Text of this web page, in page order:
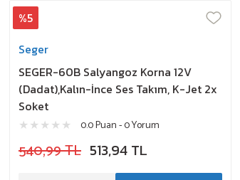
%5
Seger
SEGER-60B Salyangoz Korna 12V
(Dadat),Kalın-İnce Ses Takım, K-Jet 2x
Soket
0.0 Puan - 0 Yorum
540,99 TL 513,94 TL